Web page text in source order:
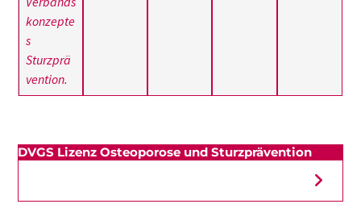
konzepte
s
Sturzprä
vention.
DVGS Lizenz Osteoporose und Sturzprävention